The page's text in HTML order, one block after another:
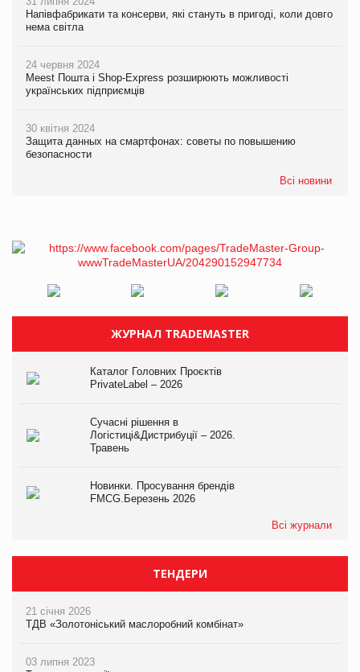
Напівфабрикати та консерви, які стануть в пригоді, коли довго
нема світла
24 червня 2024
Meest Пошта і Shop-Express розширюють можливості
українських підприємців
30 квітня 2024
Защита данных на смартфонах: советы по повышению
безопасности
Всі новини
ЖУРНАЛ TRADEMASTER
Каталог Головних Проєктів
PrivateLabel – 2026
Сучасні рішення в
Логістиці&Дистрибуції – 2026.
Травень
Новинки. Просування брендів
FMCG.Березень 2026
Всі журнали
ТЕНДЕРИ
21 січня 2026
ТДВ «Золотоніський маслоробний комбінат»
03 липня 2023